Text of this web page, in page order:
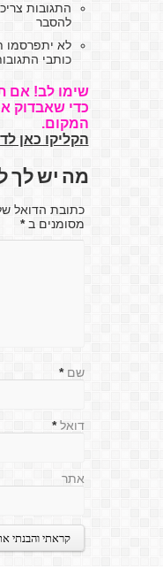
התגובות
להסבר
לא יתפרסמו
כותבי
שימו לב! אם
כדי שאבדוק
המקום.
הקליקו כאן
מה יש לך
כתובת הדואל
מסומנים ב*
שם *
דואל *
אתר